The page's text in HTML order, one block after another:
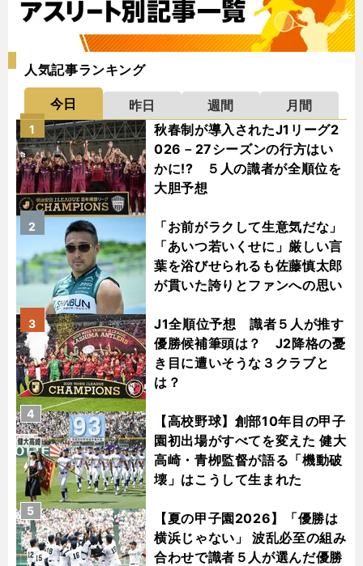
人気記事ランキング
今日 昨日 週間
月間
秋春制が導入されたJ1リーグ2
026－27シーズンの行方はい
かに!? ５人の識者が全順位を
大胆予想
1
「お前がラクして生意気だな」
「あいつ若いくせに」厳しい言
葉を浴びせられるも佐藤慎太郎
が貫いた誇りとファンへの思い
2
J1全順位予想 識者５人が推す
優勝候補筆頭は？ J2降格の憂
き目に遭いそうな３クラブと
は？
3
【高校野球】創部10年目の甲子
園初出場がすべてを変えた 健大
高崎・青栁監督が語る「機動破
壊」はこうして生まれた
4
【夏の甲子園2026】「優勝は
横浜じゃない」 波乱必至の組み
合わせで識者５人が選んだ優勝
5